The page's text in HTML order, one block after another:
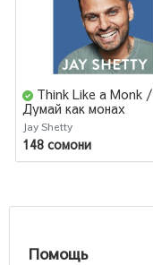
Think Like a Monk /
Думай как монах
Jay Shetty
148 сомони
Помощь